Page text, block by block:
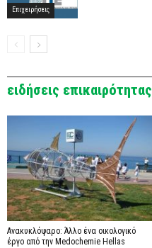
Επιχειρήσεις
ειδήσεις επικαιρότητας
Ανακυκλόψαρο: Άλλο ένα οικολογικό
έργο από την Medochemie Hellas